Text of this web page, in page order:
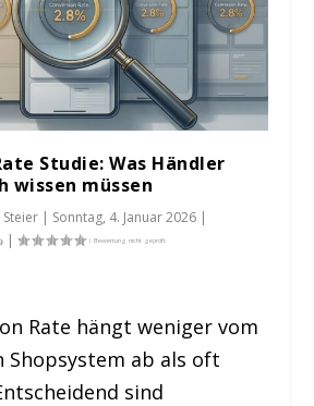
Studie: Was Händler
müssen
Steier | Sonntag, 4. Januar 2026 |
|
Rate hängt weniger vom
Shopsystem ab als oft
sind